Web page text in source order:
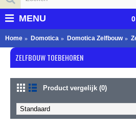
MENU
Home Domotica Domotica Zelfbouw
ZELFBOUW TOEBEHOREN
Product vergelijk (0)